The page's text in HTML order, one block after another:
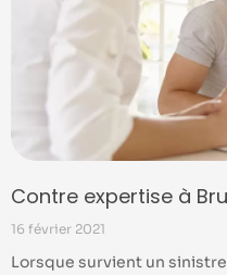
Contre expertise à
16 février 2021
Lorsque survient un